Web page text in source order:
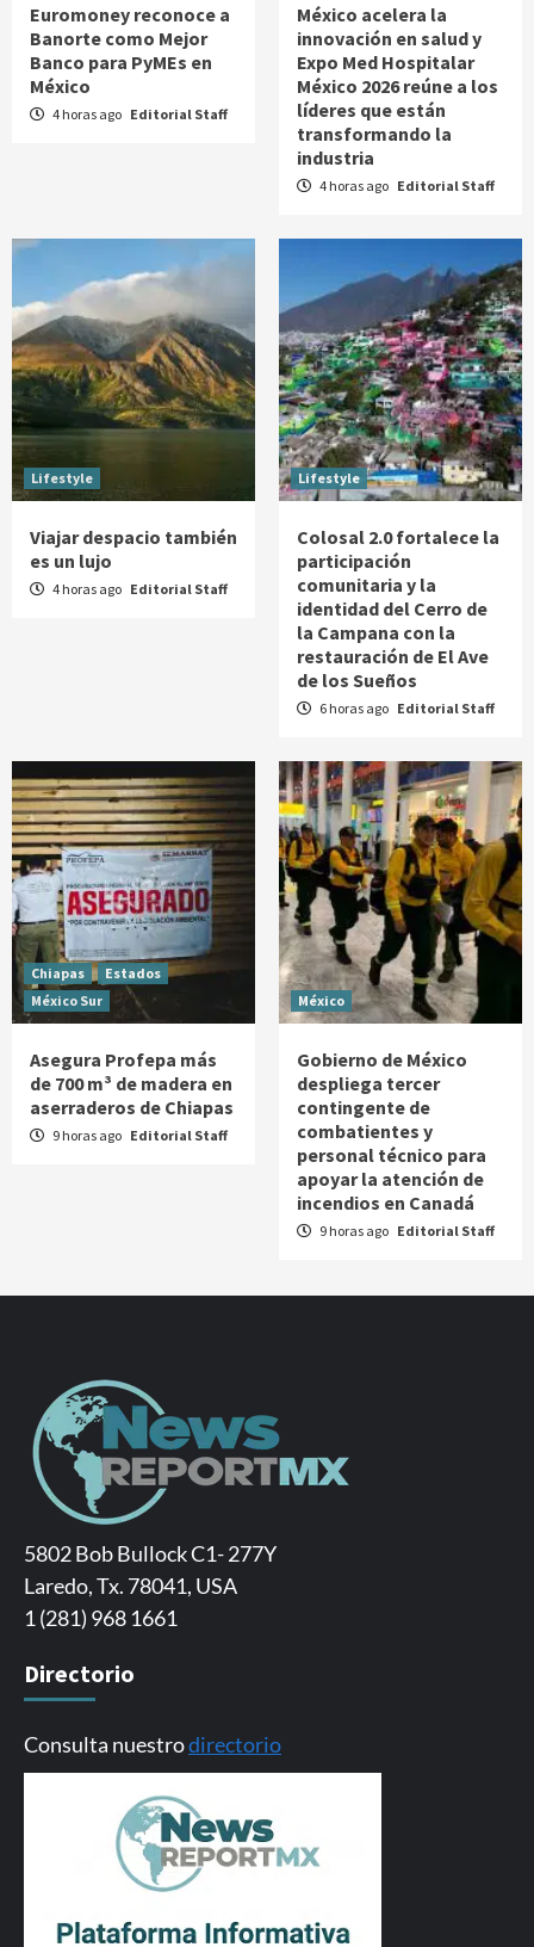
Euromoney reconoce a
Banorte como Mejor
Banco para PyMEs en
México
4 horas ago Editorial Staff
México acelera la
innovación en salud y
Expo Med Hospitalar
México 2026 reúne a los
líderes que están
transformando la
industria
4 horas ago Editorial Staff
Lifestyle
Viajar despacio también
es un lujo
4 horas ago Editorial Staff
Lifestyle
Colosal 2.0 fortalece la
participación
comunitaria y la
identidad del Cerro de
la Campana con la
restauración de El Ave
de los Sueños
6 horas ago Editorial Staff
Chiapas
Estados
México Sur
Asegura Profepa más
de 700 m³ de madera en
aserraderos de Chiapas
9 horas ago Editorial Staff
México
Gobierno de México
despliega tercer
contingente de
combatientes y
personal técnico para
apoyar la atención de
incendios en Canadá
9 horas ago Editorial Staff
5802 Bob Bullock C1- 277Y
Laredo, Tx. 78041, USA
1 (281) 968 1661
Directorio
Consulta nuestrodirectorio